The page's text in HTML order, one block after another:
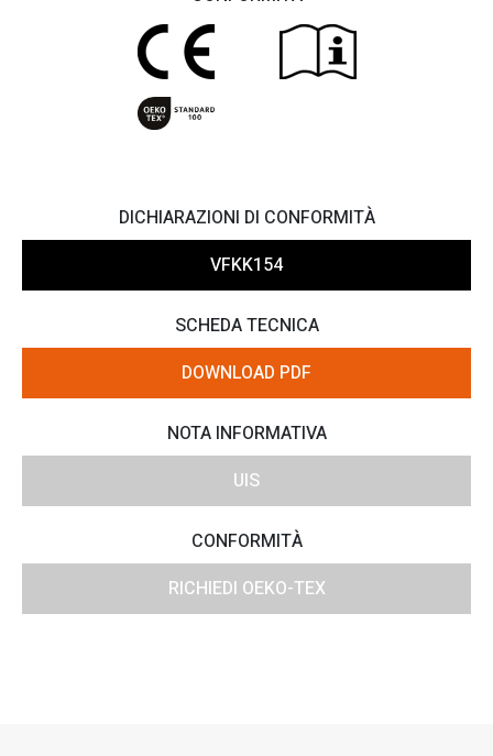
DICHIARAZIONI DI CONFORMITÀ
VFKK154
SCHEDA TECNICA
DOWNLOAD PDF
NOTA INFORMATIVA
UIS
CONFORMITÀ
RICHIEDI OEKO-TEX